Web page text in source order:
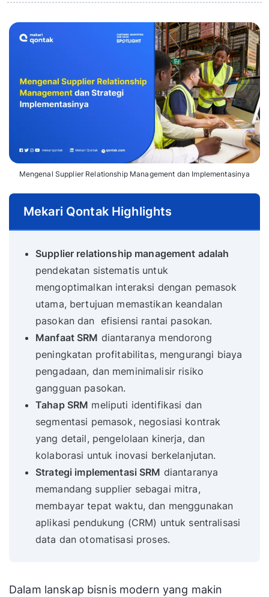
Mengenal Supplier Relationship Management dan Implementasinya
Mekari Qontak Highlights
Supplier relationship management adalah
pendekatan sistematis untuk
mengoptimalkan interaksi dengan pemasok
utama, bertujuan memastikan keandalan
pasokan dan efisiensi rantai pasokan.
Manfaat SRM diantaranya mendorong
peningkatan profitabilitas, mengurangi biaya
pengadaan, dan meminimalisir risiko
gangguan pasokan.
Tahap SRM meliputi identifikasi dan
segmentasi pemasok, negosiasi kontrak
yang detail, pengelolaan kinerja, dan
kolaborasi untuk inovasi berkelanjutan.
Strategi implementasi SRM diantaranya
memandang supplier sebagai mitra,
membayar tepat waktu, dan menggunakan
aplikasi pendukung (CRM) untuk sentralisasi
data dan otomatisasi proses.
Dalam lanskap bisnis modern yang makin